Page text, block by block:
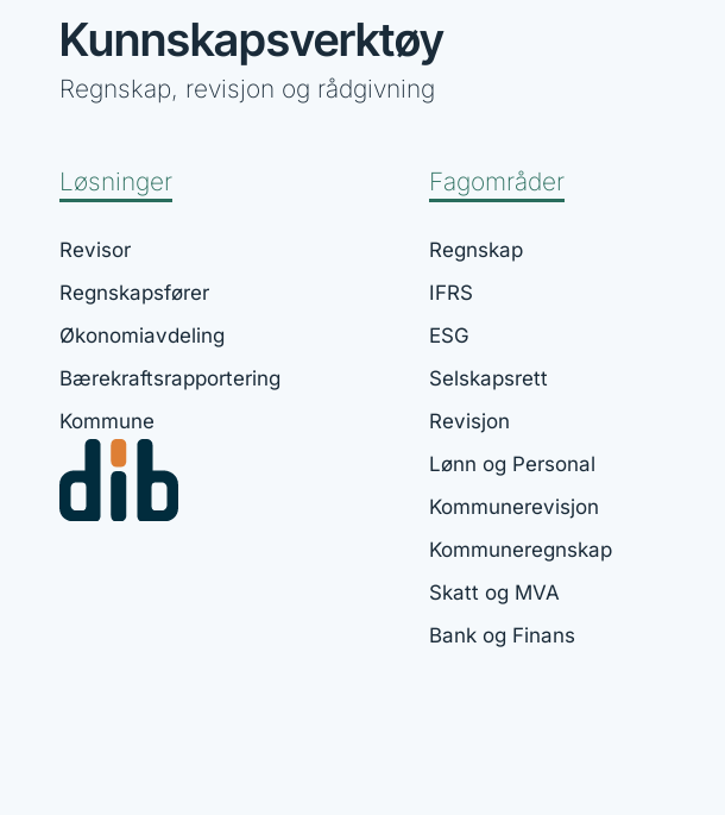
Kunnskapsverktøy
Regnskap, revisjon og rådgivning
Løsninger
Revisor
Regnskapsfører
Økonomiavdeling
Bærekraftsrapportering
Kommune
Fagområder
Regnskap
IFRS
ESG
Selskapsrett
Revisjon
Lønn og Personal
Kommunerevisjon
Kommuneregnskap
Skatt og MVA
Bank og Finans